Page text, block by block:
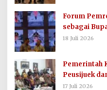
Forum
sebagai
Komunikasi
18 Juli 2026
Pemerintah
Peusijuek
0103/AUT
17 Juli 2026